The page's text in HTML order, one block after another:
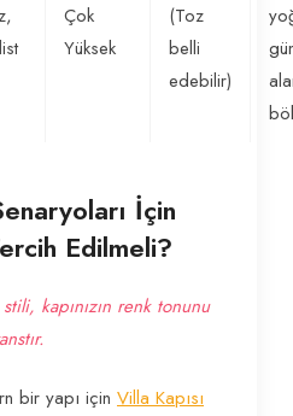
Çok
Yüksek
(Toz
belli
edebilir)
İçin
Edilmeli?
kapınızın renk tonunu
bir yapı için Villa Kapısı